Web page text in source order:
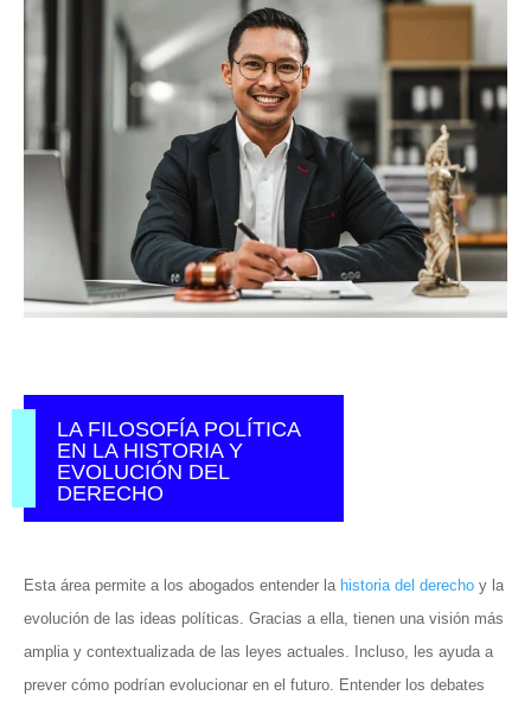
LA FILOSOFÍA POLÍTICA
EN LA HISTORIA Y
EVOLUCIÓN DEL
DERECHO
Esta área permite a los abogados entender la historia del derecho y la
evolución de las ideas políticas. Gracias a ella, tienen una visión más
amplia y contextualizada de las leyes actuales. Incluso, les ayuda a
prever cómo podrían evolucionar en el futuro. Entender los debates